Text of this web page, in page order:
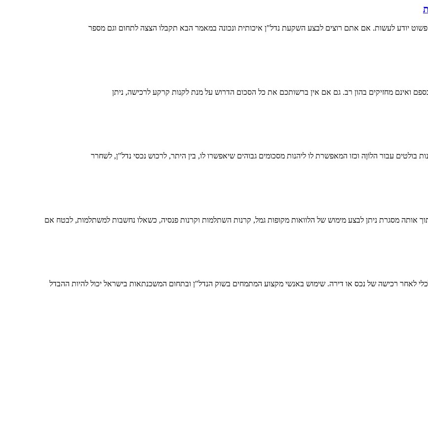
יודע לעשות. אם אתם רוצים לבצע השקעת נדל"ן איכותית ונכונה במאמר הבא תקבלו הצצה לתחום וגם מספר
ואינם מחזיקים בהון רב. גם אם אין ברשותכם את כל הסכום הדרוש על מנת לקנות קרקע לרכישה, ניתן
בולטים עבור הלוֹוֶה וכזו המאפשרת לו ליהנות מסכומים גבוהים שיאפשרו לו, בין היתר, לרכוש נכסי נדל"ן, לשחרר
אותה מסגרת ניתן לבצע מימוש של הלוואות מקופות גמל, קרנות השתלמות וקרנות פנסיה, כשאלו נחשבות למשתלמות, לבטח אם
לאחר רכישה של נכס או דירה. שימוש באנשי מקצוע המתמחים בשוק הנדל"ן ובתחום המשכנתאות בישראל יכול להיות ההבדל